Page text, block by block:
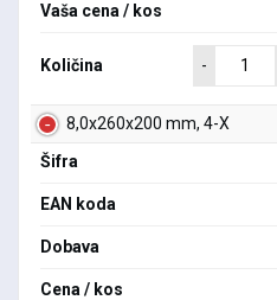
Vaša cena / kos
Količina -
8,0x260x200 mm, 4-X
Šifra
EAN koda
Dobava
Cena / kos